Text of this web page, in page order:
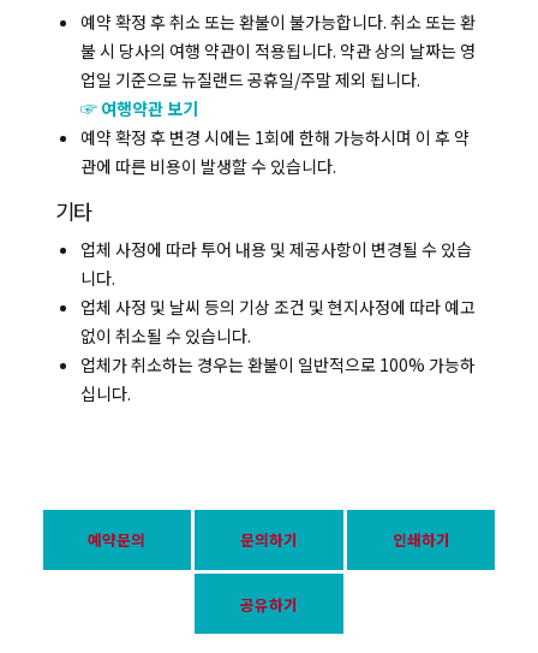
예약 확정 후 취소 또는 환불이 불가능합니다. 취소 또는 환
불 시 당사의 여행 약관이 적용됩니다. 약관 상의 날짜는 영
업일 기준으로 뉴질랜드 공휴일/주말 제외 됩니다.
☞ 여행약관 보기
예약 확정 후 변경 시에는 1회에 한해 가능하시며 이 후 약
관에 따른 비용이 발생할 수 있습니다.
기타
업체 사정에 따라 투어 내용 및 제공사항이 변경될 수 있습
니다.
업체 사정 및 날씨 등의 기상 조건 및 현지사정에 따라 예고
없이 취소될 수 있습니다.
업체가 취소하는 경우는 환불이 일반적으로 100% 가능하
십니다.
예약문의 문의하기 인쇄하기
공유하기